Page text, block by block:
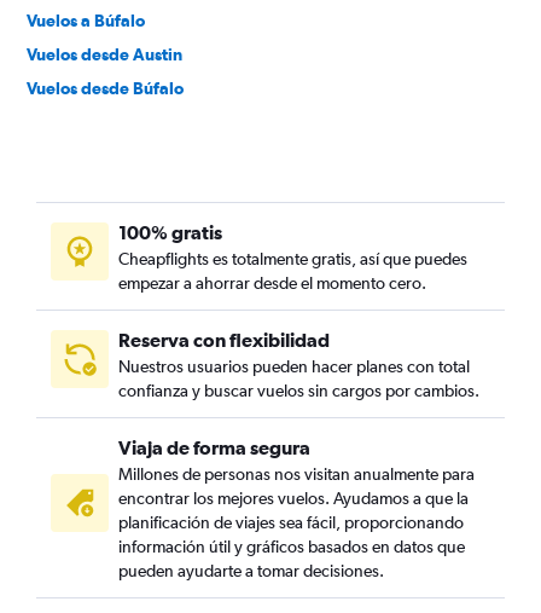
Vuelos a Búfalo
Vuelos desde Austin
Vuelos desde Búfalo
100% gratis
Cheapflights es totalmente gratis, así que puedes
empezar a ahorrar desde el momento cero.
Reserva con flexibilidad
Nuestros usuarios pueden hacer planes con total
confianza y buscar vuelos sin cargos por cambios.
Viaja de forma segura
Millones de personas nos visitan anualmente para
encontrar los mejores vuelos. Ayudamos a que la
planificación de viajes sea fácil, proporcionando
información útil y gráficos basados en datos que
pueden ayudarte a tomar decisiones.